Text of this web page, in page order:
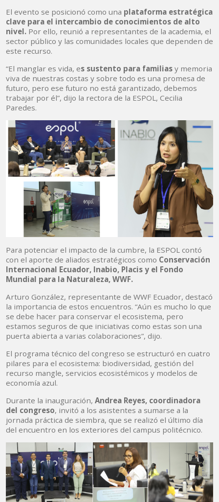
El evento se posicionó como una plataforma estratégica
clave para el intercambio de conocimientos de alto
nivel. Por ello, reunió a representantes de la academia, el
sector público y las comunidades locales que dependen de
este recurso.
“El manglar es vida, es sustento para familias y memoria
viva de nuestras costas y sobre todo es una promesa de
futuro, pero ese futuro no está garantizado, debemos
trabajar por él”, dijo la rectora de la ESPOL, Cecilia
Paredes.
Para potenciar el impacto de la cumbre, la ESPOL contó
con el aporte de aliados estratégicos como Conservación
Internacional Ecuador, Inabio, Placis y el Fondo
Mundial para la Naturaleza, WWF.
Arturo González, representante de WWF Ecuador, destacó
la importancia de estos encuentros. “Aún es mucho lo que
se debe hacer para conservar el ecosistema, pero
estamos seguros de que iniciativas como estas son una
puerta abierta a varias colaboraciones”, dijo.
El programa técnico del congreso se estructuró en cuatro
pilares para el ecosistema: biodiversidad, gestión del
recurso mangle, servicios ecosistémicos y modelos de
economía azul.
Durante la inauguración, Andrea Reyes, coordinadora
del congreso, invitó a los asistentes a sumarse a la
jornada práctica de siembra, que se realizó el último día
del encuentro en los exteriores del campus politécnico.